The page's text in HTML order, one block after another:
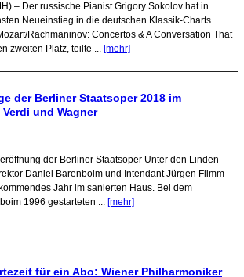
– Der russische Pianist Grigory Sokolov hat in
Neueinstieg in die deutschen Klassik-Charts
Rachmaninov: Concertos & A Conversation That
zweiten Platz, teilte ... [mehr]
der Berliner Staatsoper 2018 im
und Wagner
der Berliner Staatsoper Unter den Linden
Daniel Barenboim und Intendant Jürgen Flimm
Jahr im sanierten Haus. Bei dem
1996 gestarteten ... [mehr]
für ein Abo: Wiener Philharmoniker